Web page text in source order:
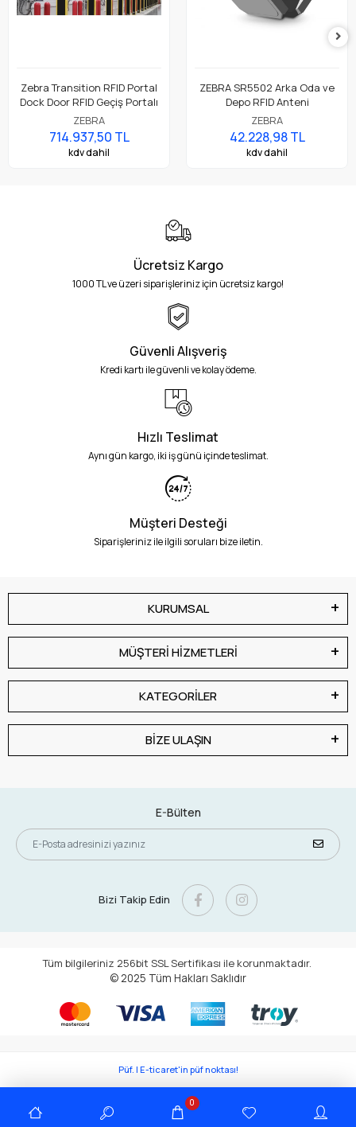
Zebra Transition RFID Portal
Dock Door RFID Geçiş Portalı
ZEBRA
714.937,50 TL
kdv dahil
ZEBRA SR5502 Arka Oda ve
Depo RFID Anteni
ZEBRA
42.228,98 TL
kdv dahil
Ücretsiz Kargo
1000 TL ve üzeri siparişleriniz için ücretsiz kargo!
Güvenli Alışveriş
Kredi kartı ile güvenli ve kolay ödeme.
Hızlı Teslimat
Aynı gün kargo, iki iş günü içinde teslimat.
Müşteri Desteği
Siparişleriniz ile ilgili soruları bize iletin.
KURUMSAL
MÜŞTERİ HİZMETLERİ
KATEGORİLER
BİZE ULAŞIN
E-Bülten
Bizi Takip Edin
Tüm bilgileriniz 256bit SSL Sertifikası ile korunmaktadır.
© 2025 Tüm Hakları Saklıdır
0
Püf. | E-ticaret'in püf noktası!